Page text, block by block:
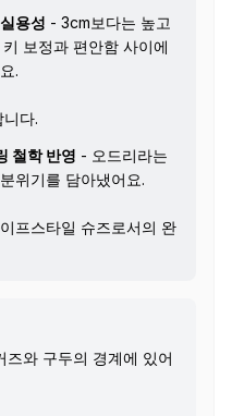
용성 - 3cm보다는 높고
보정과 편안함 사이에
.
다.
철학 반영 - 오드리라는
위기를 담아냈어요.
프스타일 슈즈로서의 완
즈와 구두의 경계에 있어